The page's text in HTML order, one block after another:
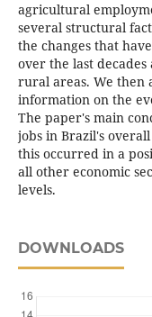
agricultural
several structural
the changes that
over the last
rural areas. We then
information on the
The paper's main
jobs in Brazil's
this occurred in a
all other economic
levels.
DOWNLOADS